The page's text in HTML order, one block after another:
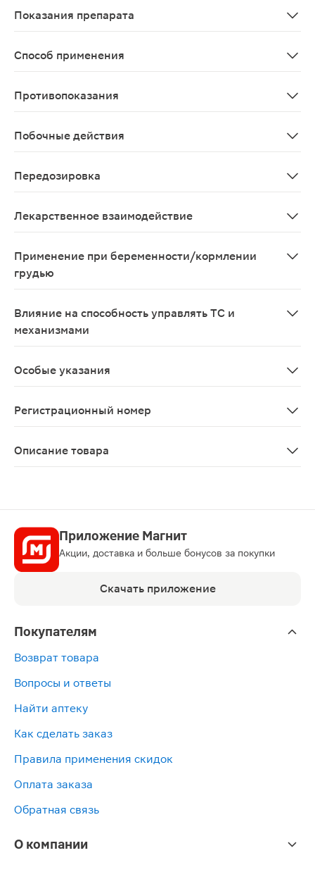
Показания препарата
Способ применения
Противопоказания
Побочные действия
Передозировка
Лекарственное взаимодействие
Применение при беременности/кормлении
грудью
Влияние на способность управлять ТС и
механизмами
Особые указания
Регистрационный номер
Описание товара
Приложение Магнит
Акции, доставка и больше бонусов за покупки
Скачать приложение
Покупателям
Возврат товара
Вопросы и ответы
Найти аптеку
Как сделать заказ
Правила применения скидок
Оплата заказа
Обратная связь
О компании